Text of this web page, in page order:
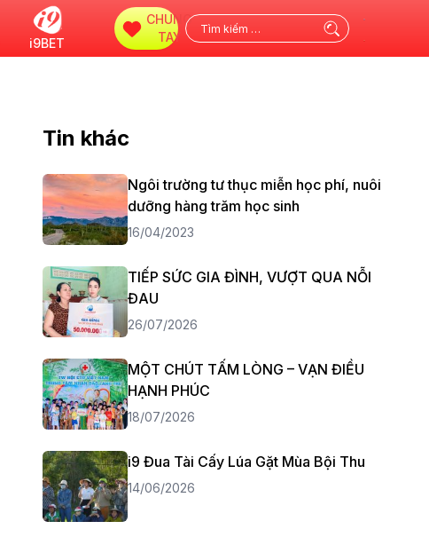
i9BET
CHUNG
TAY
kiếm
Tin khác
Ngôi trường tư thục miễn học phí, nuôi
dưỡng hàng trăm học sinh
16/04/2023
TIẾP SỨC GIA ĐÌNH, VƯỢT QUA NỖI
ĐAU
26/07/2026
MỘT CHÚT TẤM LÒNG – VẠN ĐIỀU
HẠNH PHÚC
18/07/2026
i9 Đua Tài Cấy Lúa Gặt Mùa Bội Thu
14/06/2026